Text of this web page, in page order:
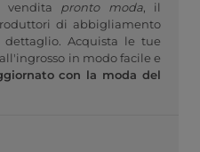
vendita pronto moda, il
di abbigliamento
Acquista le tue
in modo facile e
con la moda del